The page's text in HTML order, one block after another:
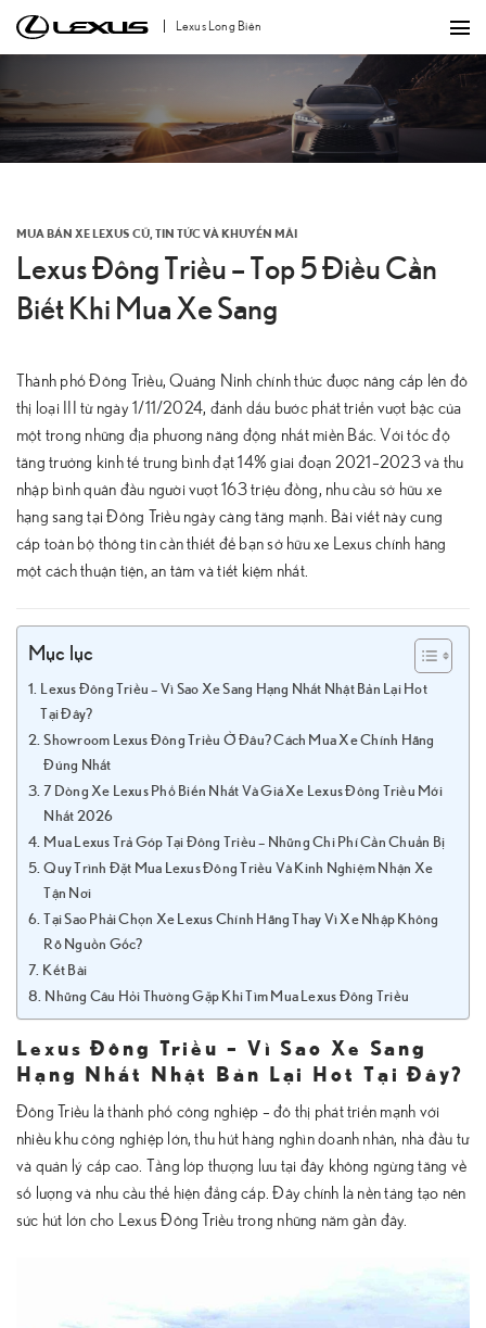
qua
dung
Lexus Long Biên
MUA BÁN XE LEXUS CŨ TIN TỨC VÀ KHUYẾN MÃI
Lexus Đông Triều – Top 5 Điều Cần
Biết Khi Mua Xe Sang
Thành phố Đông Triều, Quảng Ninh chính thức được nâng cấp lên đô
thị loại III từ ngày 1/11/2024, đánh dấu bước phát triển vượt bậc của
một trong những địa phương năng động nhất miền Bắc. Với tốc độ
tăng trưởng kinh tế trung bình đạt 14% giai đoạn 2021–2023 và thu
nhập bình quân đầu người vượt 163 triệu đồng, nhu cầu sở hữu xe
hạng sang tại Đông Triều ngày càng tăng mạnh. Bài viết này cung
cấp toàn bộ thông tin cần thiết để bạn sở hữu xe Lexus chính hãng
một cách thuận tiện, an tâm và tiết kiệm nhất.
Mục lục
Lexus Đông Triều – Vì Sao Xe Sang Hạng Nhất Nhật Bản Lại Hot
Tại Đây?
Showroom Lexus Đông Triều Ở Đâu? Cách Mua Xe Chính Hãng
Đúng Nhất
7 Dòng Xe Lexus Phổ Biến Nhất Và Giá Xe Lexus Đông Triều Mới
Nhất 2026
Mua Lexus Trả Góp Tại Đông Triều – Những Chi Phí Cần Chuẩn Bị
Quy Trình Đặt Mua Lexus Đông Triều Và Kinh Nghiệm Nhận Xe
Tận Nơi
Tại Sao Phải Chọn Xe Lexus Chính Hãng Thay Vì Xe Nhập Không
Rõ Nguồn Gốc?
Kết Bài
Những Câu Hỏi Thường Gặp Khi Tìm Mua Lexus Đông Triều
Lexus Đông Triều – Vì Sao Xe Sang
Hạng Nhất Nhật Bản Lại Hot Tại Đây?
Đông Triều là thành phố công nghiệp – đô thị phát triển mạnh với
nhiều khu công nghiệp lớn, thu hút hàng nghìn doanh nhân, nhà đầu tư
và quản lý cấp cao. Tầng lớp thượng lưu tại đây không ngừng tăng về
số lượng và nhu cầu thể hiện đẳng cấp. Đây chính là nền tảng tạo nên
sức hút lớn cho Lexus Đông Triều trong những năm gần đây.